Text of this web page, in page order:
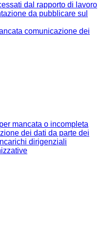
dal rapporto di lavoro
da pubblicare sul
comunicazione dei
mancata o incompleta
dei dati da parte dei
dirigenziali